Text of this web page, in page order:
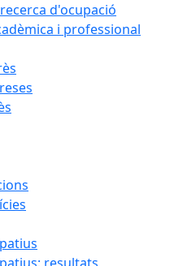
d'ocupació
i professional